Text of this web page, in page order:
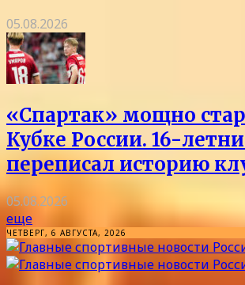
05.08.2026
«Спартак» мощно
Кубке России. 16-
переписал историю
05.08.2026
еще
ЧЕТВЕРГ, 6 АВГУСТА, 2026